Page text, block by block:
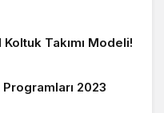
Takımı Modeli!
2023